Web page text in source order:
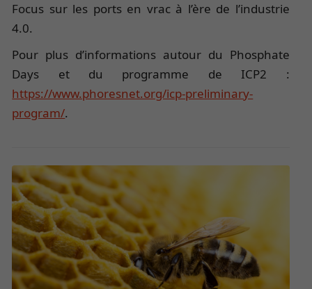
Focus sur les ports en vrac à l’ère de l’industrie
4.0.
Pour plus d’informations autour du Phosphate
Days et du programme de ICP2 :
https://www.phoresnet.org/icp-preliminary-
program/.